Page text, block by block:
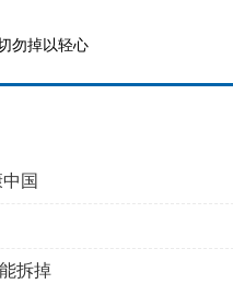
勿掉以轻心
国
拆掉